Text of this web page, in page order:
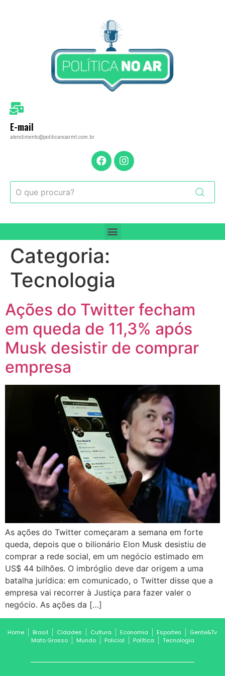
E-mail
atendimento@politicanoarmt.com.br
Categoria:
Tecnologia
Ações do Twitter fecham
em queda de 11,3% após
Musk desistir de comprar
empresa
As ações do Twitter começaram a semana em forte
queda, depois que o bilionário Elon Musk desistiu de
comprar a rede social, em um negócio estimado em
US$ 44 bilhões. O imbróglio deve dar origem a uma
batalha jurídica: em comunicado, o Twitter disse que a
empresa vai recorrer à Justiça para fazer valer o
negócio. As ações da […]
Home Brasil Cidades Cultura Economia Esportes
Gente&Tv
Mato Grosso
Mundo Policial Política Tecnologia